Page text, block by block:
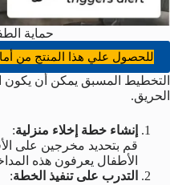
حماية
للحصول علي هذا المنتج من أمازون
التخطيط المسبق يمكن أن يكون
الحريق.
إنشاء خطة إخلاء منزلية:
قم بتحديد مخرجين على
الأطفال يعرفون هذه
التدرب على تنفيذ الخطة: